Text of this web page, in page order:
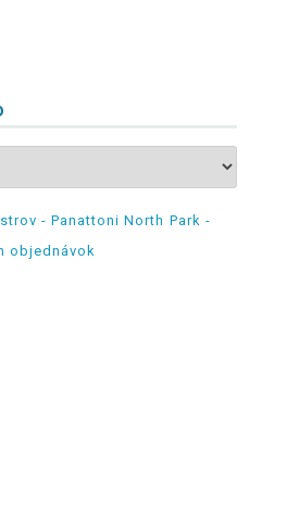
- Panattoni North Park -
objednávok